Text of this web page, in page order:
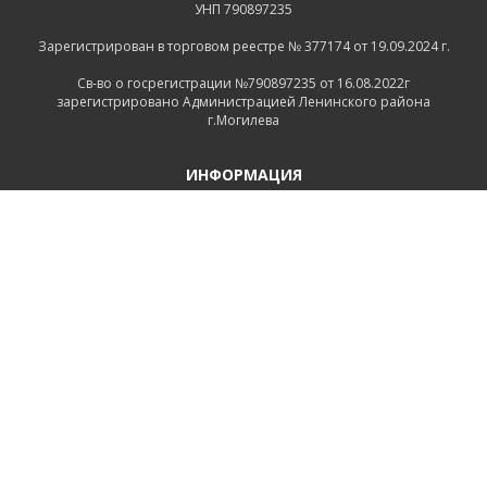
УНП 790897235
Зарегистрирован в торговом реестре № 377174 от 19.09.2024 г.
Св-во о госрегистрации №790897235 от 16.08.2022г
зарегистрировано Администрацией Ленинского района
г.Могилева
ИНФОРМАЦИЯ